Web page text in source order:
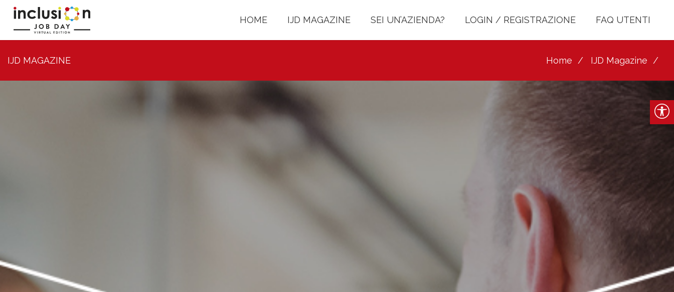
HOME IJD MAGAZINE SEI UN’AZIENDA? LOGIN / REGISTRAZIONE FAQ UTENTI
IJD MAGAZINE Home IJD Magazine